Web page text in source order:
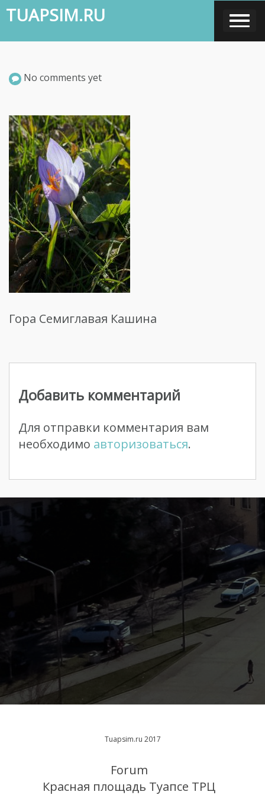
Skip
to
content
TUAPSIM.RU
No comments yet
Гора Семиглавая Кашина
Навигация
записям
Добавить комментарий
Для отправки комментария вам
необходимо авторизоваться.
Tuapsim.ru 2017
Forum
Красная площадь Туапсе ТРЦ